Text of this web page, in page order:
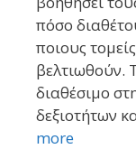
πόσο
ποιους
βελτιωθούν.
διαθέσιμο
δεξιοτήτων
more